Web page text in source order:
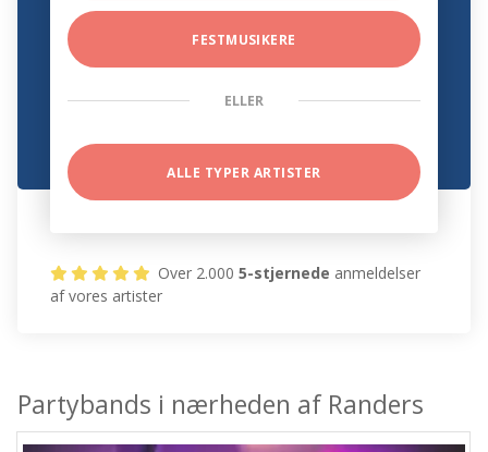
FESTMUSIKERE
ELLER
ALLE TYPER ARTISTER
Over 2.0005-stjernede anmeldelser
af vores artister
Partybands i nærheden af Randers